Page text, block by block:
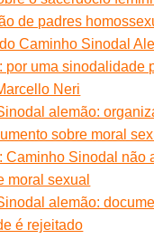
de padres
Caminho Sinodal
por uma sinodalidade
Neri
alemão:
sobre moral
Caminho Sinodal não
moral sexual
alemão:
é rejeitado